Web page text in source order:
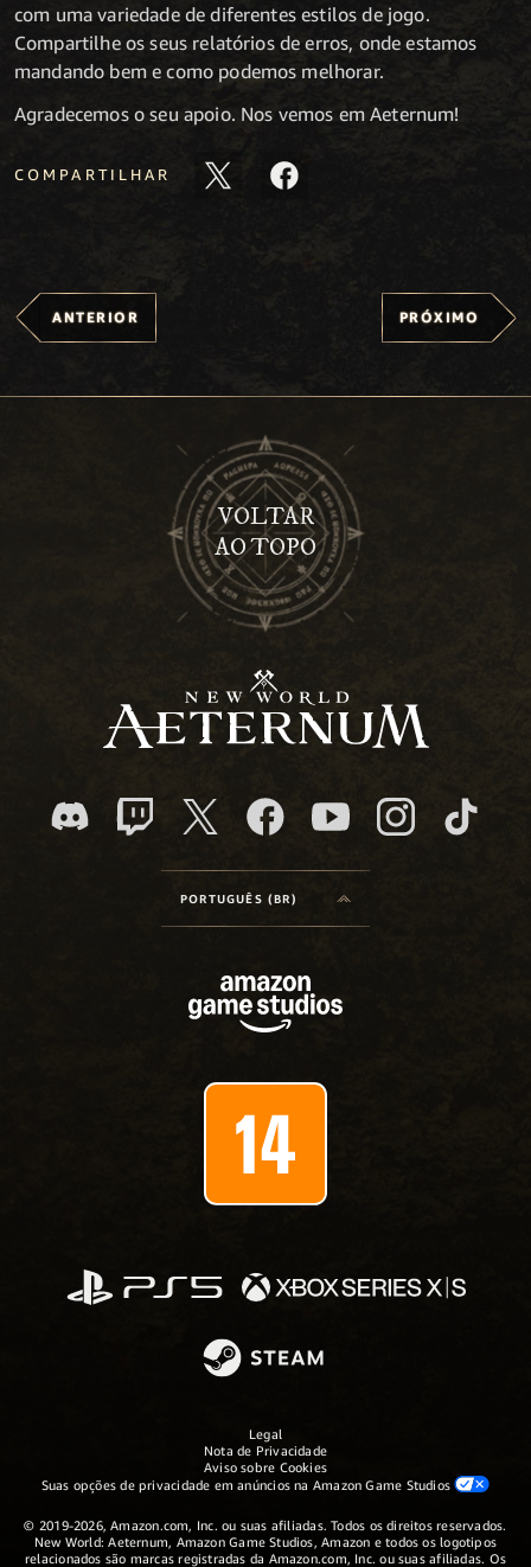
com uma variedade de diferentes estilos de jogo.
Compartilhe os seus relatórios de erros, onde estamos
mandando bem e como podemos melhorar.
Agradecemos o seu apoio. Nos vemos em Aeternum!
COMPARTILHAR
ANTERIOR PRÓXIMO
VOLTAR
AO TOPO
PORTUGUÊS (BR)
Legal
Nota de Privacidade
Aviso sobre Cookies
Suas opções de privacidade em anúncios na Amazon Game Studios
© 2019-2026, Amazon.com, Inc. ou suas afiliadas. Todos os direitos reservados.
New World: Aeternum, Amazon Game Studios, Amazon e todos os logotipos
relacionados são marcas registradas da Amazon.com, Inc. ou suas afiliadas. Os